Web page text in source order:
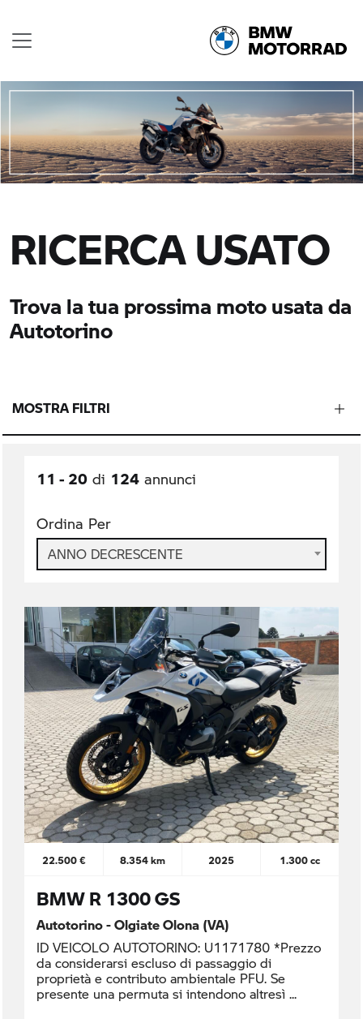
RICERCA USATO
Trova la tua prossima moto usata da
Autotorino
MOSTRA FILTRI
11 - 20 di 124 annunci
Ordina Per
ANNO DECRESCENTE
22.500 € 8.354 km 2025 1.300 cc
BMW R 1300 GS
Autotorino - Olgiate Olona (VA)
ID VEICOLO AUTOTORINO: U1171780 *Prezzo
da considerarsi escluso di passaggio di
proprietà e contributo ambientale PFU. Se
presente una permuta si intendono altresì